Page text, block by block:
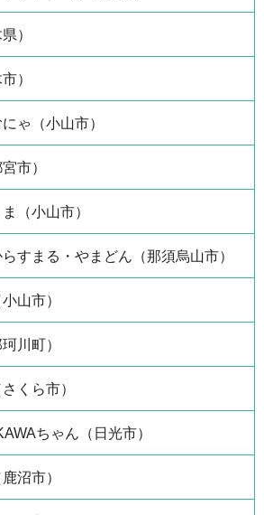
）
）
ゃ（小山市）
市）
（小山市）
すまる・やまどん（那須烏山市）
山市）
川町）
くら市）
ちゃん（日光市）
沼市）